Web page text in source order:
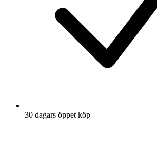
30 dagars öppet köp